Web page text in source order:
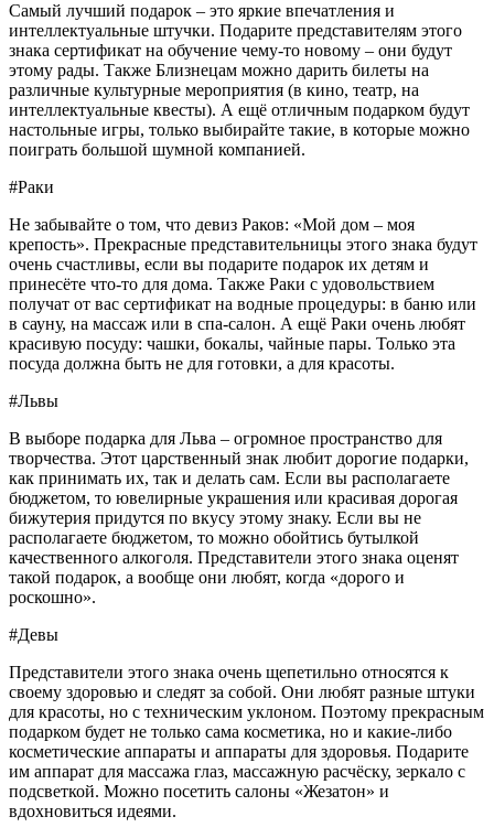
Самый лучший подарок – это яркие впечатления и
интеллектуальные штучки. Подарите представителям этого
знака сертификат на обучение чему-то новому – они будут
этому рады. Также Близнецам можно дарить билеты на
различные культурные мероприятия (в кино, театр, на
интеллектуальные квесты). А ещё отличным подарком будут
настольные игры, только выбирайте такие, в которые можно
поиграть большой шумной компанией.
#Раки
Не забывайте о том, что девиз Раков: «Мой дом – моя
крепость». Прекрасные представительницы этого знака будут
очень счастливы, если вы подарите подарок их детям и
принесёте что-то для дома. Также Раки с удовольствием
получат от вас сертификат на водные процедуры: в баню или
в сауну, на массаж или в спа-салон. А ещё Раки очень любят
красивую посуду: чашки, бокалы, чайные пары. Только эта
посуда должна быть не для готовки, а для красоты.
#Львы
В выборе подарка для Льва – огромное пространство для
творчества. Этот царственный знак любит дорогие подарки,
как принимать их, так и делать сам. Если вы располагаете
бюджетом, то ювелирные украшения или красивая дорогая
бижутерия придутся по вкусу этому знаку. Если вы не
располагаете бюджетом, то можно обойтись бутылкой
качественного алкоголя. Представители этого знака оценят
такой подарок, а вообще они любят, когда «дорого и
роскошно».
#Девы
Представители этого знака очень щепетильно относятся к
своему здоровью и следят за собой. Они любят разные штуки
для красоты, но с техническим уклоном. Поэтому прекрасным
подарком будет не только сама косметика, но и какие-либо
косметические аппараты и аппараты для здоровья. Подарите
им аппарат для массажа глаз, массажную расчёску, зеркало с
подсветкой. Можно посетить салоны «Жезатон» и
вдохновиться идеями.